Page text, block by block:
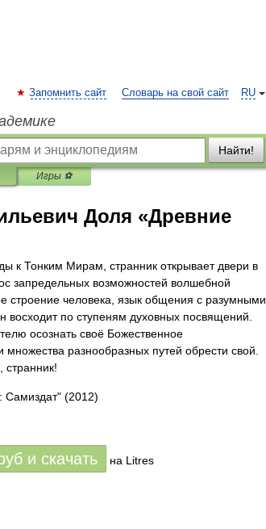
RU
Запомнить сайт Словарь на свой сайт
Найти!
Игры ⚽
Доля «Древние
к Тонким Мирам, странник открывает двери в
запредельных возможностей волшебной
строение человека, язык общения с разумными
восходит по ступеням духовных посвящений.
осознать своё Божественное
разнообразных путей обрести свой.
странник!
Самиздат" (2012)
и скачать на Litres